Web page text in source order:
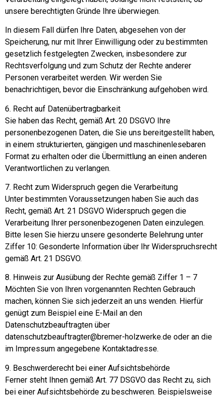
unsere berechtigten Gründe Ihre überwiegen.
In diesem Fall dürfen Ihre Daten, abgesehen von der
Speicherung, nur mit Ihrer Einwilligung oder zu bestimmten
gesetzlich festgelegten Zwecken, insbesondere zur
Rechtsverfolgung und zum Schutz der Rechte anderer
Personen verarbeitet werden. Wir werden Sie
benachrichtigen, bevor die Einschränkung aufgehoben wird.
6. Recht auf Datenübertragbarkeit
Sie haben das Recht, gemäß Art. 20 DSGVO Ihre
personenbezogenen Daten, die Sie uns bereitgestellt haben,
in einem strukturierten, gängigen und maschinenlesebaren
Format zu erhalten oder die Übermittlung an einen anderen
Verantwortlichen zu verlangen.
7. Recht zum Widerspruch gegen die Verarbeitung
Unter bestimmten Voraussetzungen haben Sie auch das
Recht, gemäß Art. 21 DSGVO Widerspruch gegen die
Verarbeitung Ihrer personenbezogenen Daten einzulegen.
Bitte lesen Sie hierzu unsere gesonderte Belehrung unter
Ziffer 10: Gesonderte Information über Ihr Widerspruchsrecht
gemäß Art. 21 DSGVO.
8. Hinweis zur Ausübung der Rechte gemäß Ziffer 1 – 7
Möchten Sie von Ihren vorgenannten Rechten Gebrauch
machen, können Sie sich jederzeit an uns wenden. Hierfür
genügt zum Beispiel eine E-Mail an den
Datenschutzbeauftragten über
datenschutzbeauftragter@bremer-holzwerke.de oder an die
im Impressum angegebene Kontaktadresse.
9. Beschwerderecht bei einer Aufsichtsbehörde
Ferner steht Ihnen gemäß Art. 77 DSGVO das Recht zu, sich
bei einer Aufsichtsbehörde zu beschweren. Beispielsweise